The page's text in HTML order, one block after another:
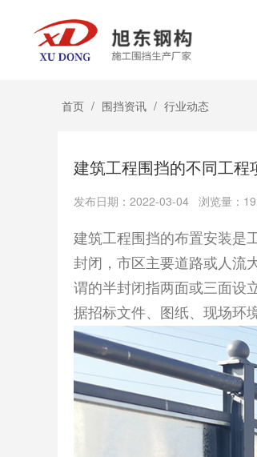
首页 / 围挡资讯 / 行业动态
建筑工程围挡的不同工程
发布日期：2022-03-04 浏览量：
建筑工程围挡的布置安装是
封闭，市区主要道路或人流
谓的半封闭指两面或三面设
据招标文件、图纸、现场环